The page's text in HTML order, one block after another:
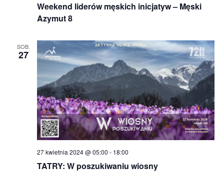
Weekend liderów męskich inicjatyw – Męski
Azymut 8
SOB.
27
TATRY: W poszukiwaniu wiosny
27 kwietnia 2024 @ 05:00 - 18:00